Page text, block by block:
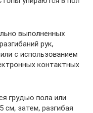
выполненных
рук,
с использованием
контактных
грудью пола или
затем, разгибая